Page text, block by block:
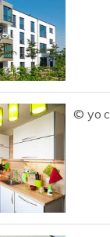
© yo